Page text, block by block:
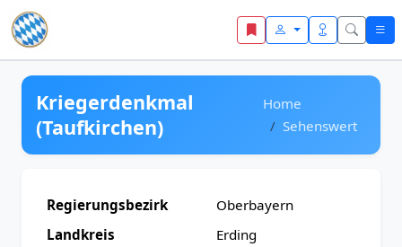
Zum Inhalt springen
Kriegerdenkmal
(Taufkirchen)
Home
Sehenswert
Regierungsbezirk
Oberbayern
Landkreis
Erding